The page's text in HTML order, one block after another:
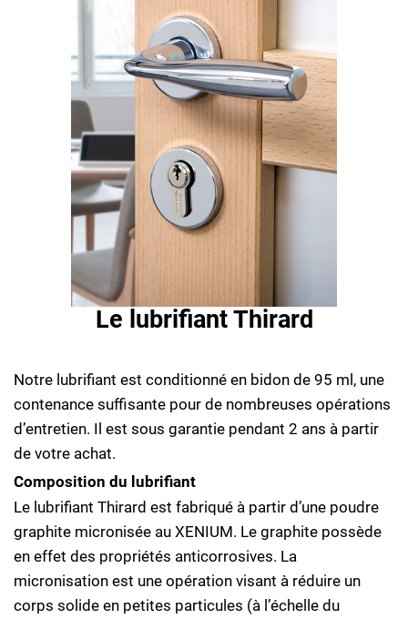
Le lubrifiant Thirard
Notre lubrifiant est conditionné en bidon de 95 ml, une
contenance suffisante pour de nombreuses opérations
d’entretien. Il est sous garantie pendant 2 ans à partir
de votre achat.
Composition du lubrifiant
Le lubrifiant Thirard est fabriqué à partir d’une poudre
graphite micronisée au XENIUM. Le graphite possède
en effet des propriétés anticorrosives. La
micronisation est une opération visant à réduire un
corps solide en petites particules (à l’échelle du